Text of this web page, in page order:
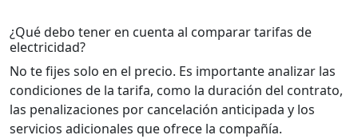
¿Qué debo tener en cuenta al comparar tarifas de
electricidad?
No te fijes solo en el precio. Es importante analizar las
condiciones de la tarifa, como la duración del contrato,
las penalizaciones por cancelación anticipada y los
servicios adicionales que ofrece la compañía.